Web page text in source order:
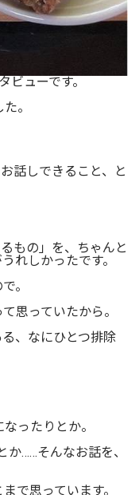
ューです。
。
話しできること、と
もの」を、ちゃんと
れしかったです。
。
思っていたから。
、なにひとつ排除
ったりとか。
……そんなお話を、
で思っています。